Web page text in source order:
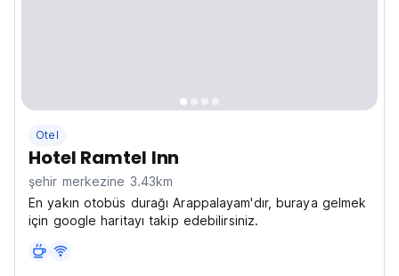
Otel
Hotel Ramtel Inn
şehir merkezine 3.43km
En yakın otobüs durağı Arappalayam'dır, buraya gelmek
için google haritayı takip edebilirsiniz.